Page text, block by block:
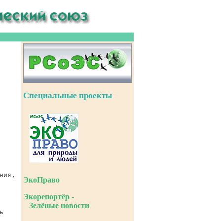
Специальные проекты
ЭкоПраво
Экорепортёр -
Зелёные новости